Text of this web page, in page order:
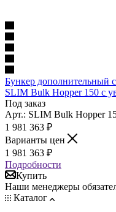
Бункер дополнительный с
SLIM Bulk Hopper 150 с
Под заказ
Арт.: SLIM Bulk Hopper
1 981 363 ₽
Варианты цен
1 981 363 ₽
Подробности
Купить
Наши менеджеры
Каталог